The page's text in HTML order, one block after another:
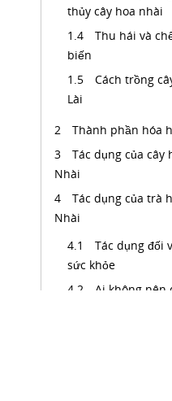
thủy cây hoa nhài
Thu hái và
biến
Cách trồng
Lài
Thành phần hóa
Tác dụng của cây
Nhài
Tác dụng của trà
Nhài
Tác dụng đối
sức khỏe
Ai không nên